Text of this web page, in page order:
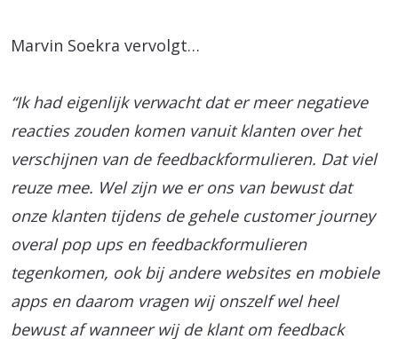
Marvin Soekra vervolgt…
“Ik had eigenlijk verwacht dat er meer negatieve
reacties zouden komen vanuit klanten over het
verschijnen van de feedbackformulieren. Dat viel
reuze mee. Wel zijn we er ons van bewust dat
onze klanten tijdens de gehele customer journey
overal pop ups en feedbackformulieren
tegenkomen, ook bij andere websites en mobiele
apps en daarom vragen wij onszelf wel heel
bewust af wanneer wij de klant om feedback